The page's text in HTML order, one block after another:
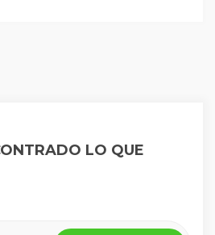
LO QUE